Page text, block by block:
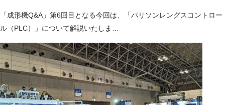
「成形機Q&A」第6回目となる今回は、「パリソンレングスコントロー
ル（PLC）」について解説いたしま…